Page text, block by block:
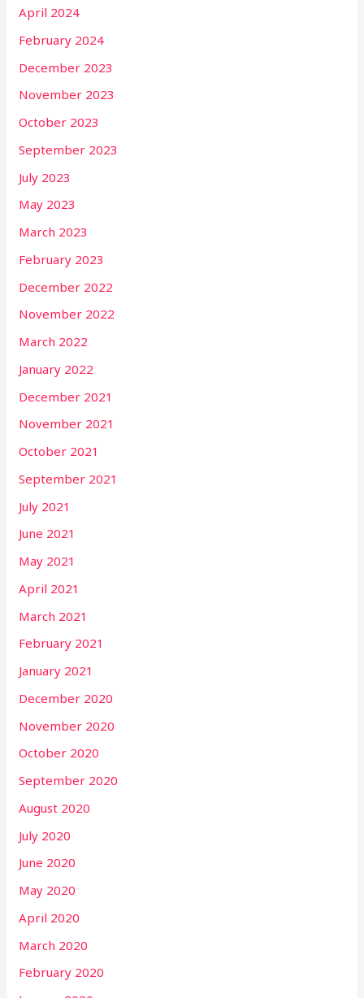
April 2024
February 2024
December 2023
November 2023
October 2023
September 2023
July 2023
May 2023
March 2023
February 2023
December 2022
November 2022
March 2022
January 2022
December 2021
November 2021
October 2021
September 2021
July 2021
June 2021
May 2021
April 2021
March 2021
February 2021
January 2021
December 2020
November 2020
October 2020
September 2020
August 2020
July 2020
June 2020
May 2020
April 2020
March 2020
February 2020